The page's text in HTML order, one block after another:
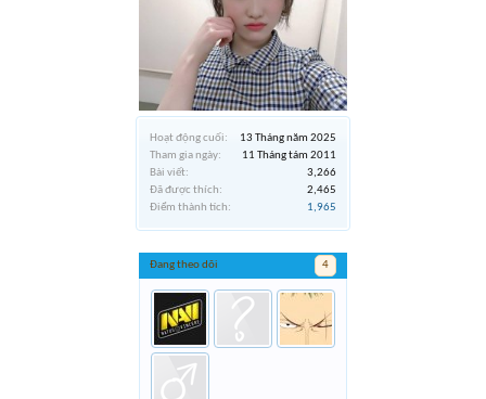
Hoạt động cuối:
13 Tháng năm 2025
Tham gia ngày:
11 Tháng tám 2011
Bài viết:
3,266
Đã được thích:
2,465
Điểm thành tích:
1,965
Đang theo dõi 4